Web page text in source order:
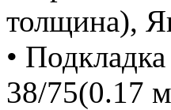
толщина),
•
38/75(0.17